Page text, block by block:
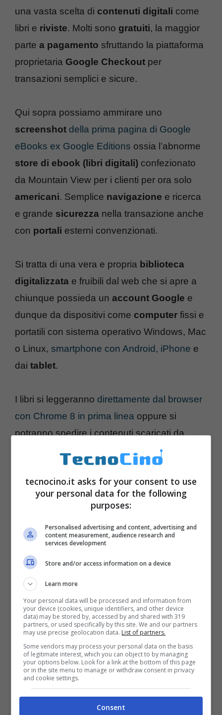
una vasta scelta di contenuti digitali come
libri e riviste. Molti sono gratuiti, la maggior
parte a pagamento sfruttando la piattaforma
proprietaria Google Checkout per
transazioni semplici e sicure.
Qui sopra possiamo ammirare uno
screenshot della prima pagina di Google
eBooks ex Google Editions ossia l’abnorme
store di ebook (libri digitali) confezionato
da Mountain View per i clienti per ora solo
americani. Semplice navigazione e ricerca
e grande sicurezza nella transazione anche
con portali esterni convenzionati.
Si tratta di una vera e propria biblioteca
digitalizzata e fruibili dal web che si apre a
chiunque possieda un account Google e
dunque da dispositivi come computer fissi e
portatili con sistema operativo Windows, Mac
o Linux, smartphone con Android, iPhone e
dai tablet.
I libri si leggeranno direttamente dal browser
con Chrome 8 in prima linea oppure si
potranno spedire i contenuti scaricati da
Sony
per ora nienteAmazon Kindle. Il bacino di
libri conta su15 milionidi elementi da35000
editori e 40biblioteche
tecnocino.it asks for your consent to use
your personal data for the following
purposes:
Personalised advertising and content, advertising and
content measurement, audience research and
services development
Store and/or access information on a device
Learn more
Your personal data will be processed and information from
your device (cookies, unique identifiers, and other device
data) may be stored by, accessed by and shared with 319
partners, or used specifically by this site. We and our partners
may use precise geolocation data. List of partners.
Some vendors may process your personal data on the basis
of legitimate interest, which you can object to by managing
your options below. Look for a link at the bottom of this page
or in the site menu to manage or withdraw consent in privacy
and cookie settings.
Consent